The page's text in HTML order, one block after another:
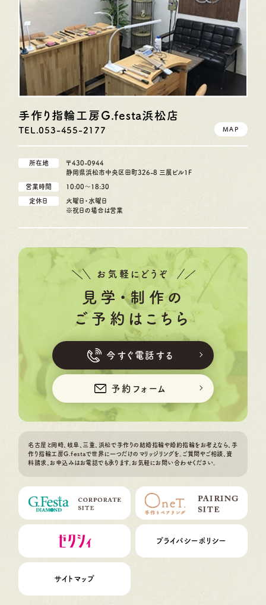
手作り指輪工房G.festa浜松店
TEL.053-455-2177 MAP
所在地
〒430-0944
静岡県浜松市中央区田町326-8 三展ビル1F
営業時間 10:00〜18:30
定休日
火曜日・水曜日
※祝日の場合は営業
お気軽にどうぞ
見学・制作の
ご予約はこちら
今すぐ電話する
予約フォーム
名古屋と岡崎、岐阜、三重、浜松で手作りの結婚指輪や婚約指輪をお考えなら、手
作り指輪工房G.festaで世界に一つだけのマリッジリングを。ご質問やご相談、資
料請求、お申込みはお電話でも承ります。お気軽にお問い合わせください。
プライバシーポリシー
サイトマップ